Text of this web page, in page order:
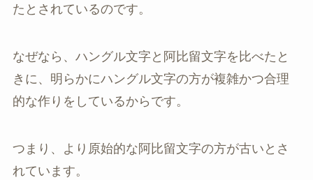
たとされているのです。
なぜなら、ハングル文字と阿比留文字を比べたと
きに、明らかにハングル文字の方が複雑かつ合理
的な作りをしているからです。
つまり、より原始的な阿比留文字の方が古いとさ
れています。